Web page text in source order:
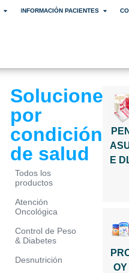
INFORMACIÓN PACIENTES
Soluciones
por
condición
de salud
Atención
Oncológica
Control de Peso
& Diabetes
Desnutrición
Todos los
productos
E
OY